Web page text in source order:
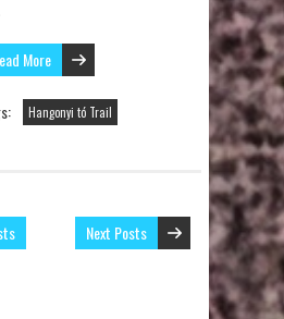
More
Hangonyi tó Trail
Next Posts